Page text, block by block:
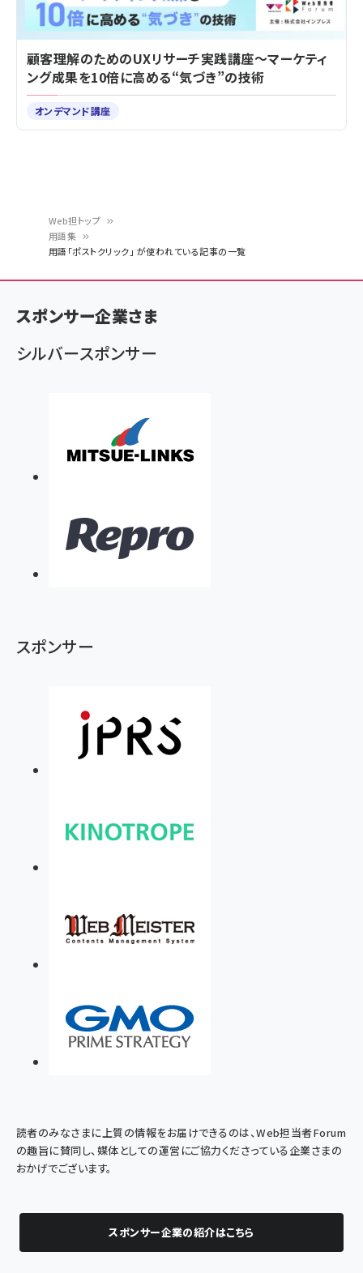
ン
く
ず
Web担トップ
用語集
用語「ポストクリック」 が使われている記事の一覧
顧客理解のためのUXリサーチ実践講座～マーケティ
ング成果を10倍に高める“気づき”の技術
オンデマンド講座
スポンサー企業さま
シルバースポンサー
スポンサー
読者のみなさまに上質の情報をお届けできるのは、Web担当者Forum
の趣旨に賛同し、媒体としての運営にご協力くださっている企業さまの
おかげでございます。
スポンサー企業の紹介はこちら